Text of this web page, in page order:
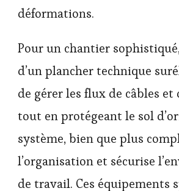
déformations.
Pour un chantier
d’un plancher technique
de gérer les flux de câbles et
tout en protégeant le sol
système, bien que plus
l’organisation et sécurise
de travail. Ces équipements